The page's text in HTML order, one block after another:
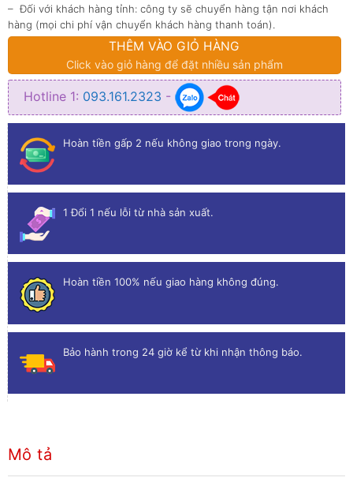
– Đối với khách hàng tỉnh: công ty sẽ chuyển hàng tận nơi khách
hàng (mọi chi phí vận chuyển khách hàng thanh toán).
THÊM VÀO GIỎ HÀNG
Click vào giỏ hàng để đặt nhiều sản phẩm
Hotline 1: 093.161.2323 -
Hoàn tiền gấp 2 nếu không giao trong ngày.
1 Đổi 1 nếu lỗi từ nhà sản xuất.
Hoàn tiền 100% nếu giao hàng không đúng.
Bảo hành trong 24 giờ kể từ khi nhận thông báo.
Mô tả